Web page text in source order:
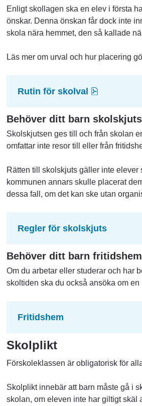
Enligt skollagen ska en elev i första
önskar. Denna önskan får dock inte
skola nära hemmet, den så kallade
Läs mer om urval och hur placering
Rutin för skolval
Behöver ditt barn
Skolskjutsen ges till och från skolan
omfattar inte resor till eller från
Rätten till skolskjuts gäller inte
kommunen annars skulle placerat
dessa fall, om det kan ske utan
Regler för skolskjuts
Behöver ditt barn
Om du arbetar eller studerar och har
skoltiden ska du också ansöka om en
Fritidshem
Skolplikt
Förskoleklassen är obligatorisk för
Skolplikt innebär att barn måste gå i
skolan, om eleven inte har giltigt skäl